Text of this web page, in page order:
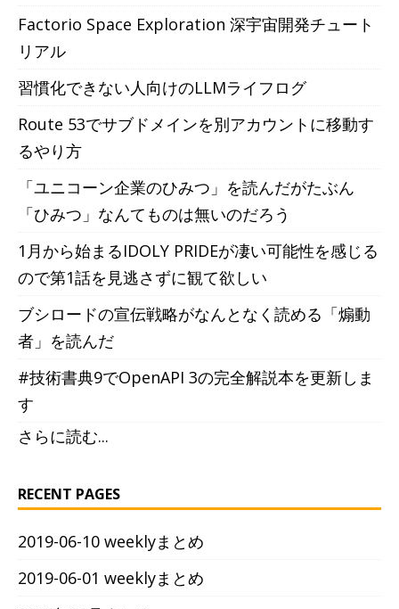
Factorio Space Exploration 深宇宙開発チュート
リアル
習慣化できない人向けのLLMライフログ
Route 53でサブドメインを別アカウントに移動す
るやり方
「ユニコーン企業のひみつ」を読んだがたぶん
「ひみつ」なんてものは無いのだろう
1月から始まるIDOLY PRIDEが凄い可能性を感じる
ので第1話を見逃さずに観て欲しい
ブシロードの宣伝戦略がなんとなく読める「煽動
者」を読んだ
#技術書典9でOpenAPI 3の完全解説本を更新しま
す
さらに読む...
RECENT PAGES
2019-06-10 weeklyまとめ
2019-06-01 weeklyまとめ